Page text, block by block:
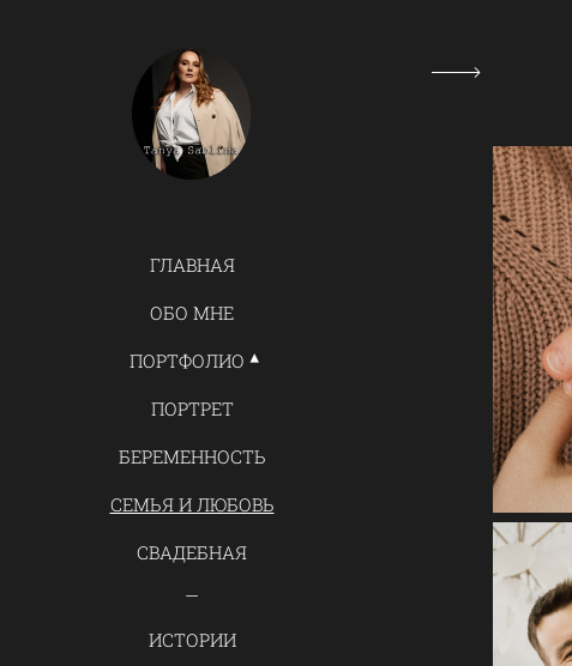
ГЛАВНАЯ
ОБО МНЕ
ПОРТФОЛИО
ПОРТРЕТ
БЕРЕМЕННОСТЬ
СЕМЬЯ И ЛЮБОВЬ
СВАДЕБНАЯ
ИСТОРИИ